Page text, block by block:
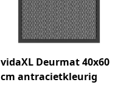
vidaXL Deurmat 40x60
cm antracietkleurig